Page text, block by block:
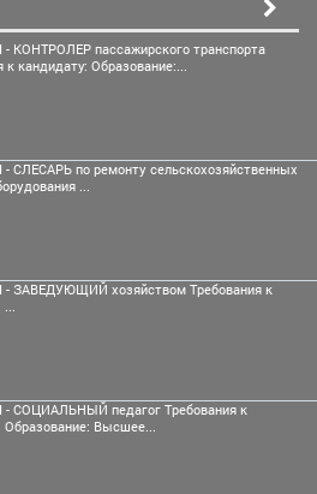
- КОНТРОЛЕР пассажирского транспорта
к кандидату: Образование:...
СЛЕСАРЬ по ремонту сельскохозяйственных
...
- ЗАВЕДУЮЩИЙ хозяйством Требования к
...
- СОЦИАЛЬНЫЙ педагог Требования к
Образование: Высшее...